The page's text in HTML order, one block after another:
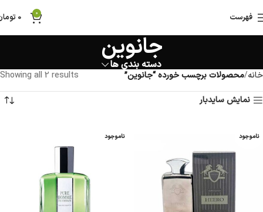
فهرست 0
0
جانوین
دسته بندی ها
خانه محصولات برچسب خورده “جانوین”
Showing all 2 results
نمایش سایدبار
ناموجود ناموجود